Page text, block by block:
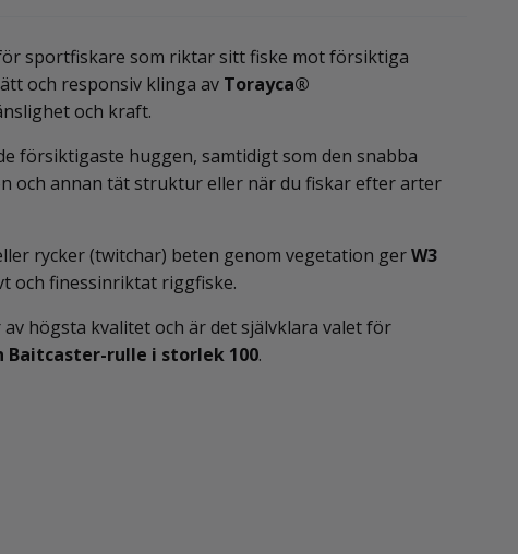
sportfiskare som riktar sitt fiske mot försiktiga
och responsiv klinga av Torayca®
och kraft.
försiktigaste huggen, samtidigt som den snabba
och annan tät struktur eller när du fiskar efter arter
rycker (twitchar) beten genom vegetation gerW3
och finessinriktat riggfiske.
högsta kvalitet och är det självklara valet för
Baitcaster-rulle i storlek 100.